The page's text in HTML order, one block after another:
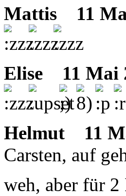
Mattis 11
Elise 11 Mai
Helmut
11
Carsten, auf
weh, aber für